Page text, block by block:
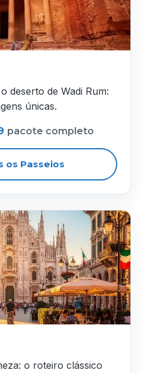
deserto de Wadi Rum:
únicas.
pacote completo
os Passeios
o roteiro clássico